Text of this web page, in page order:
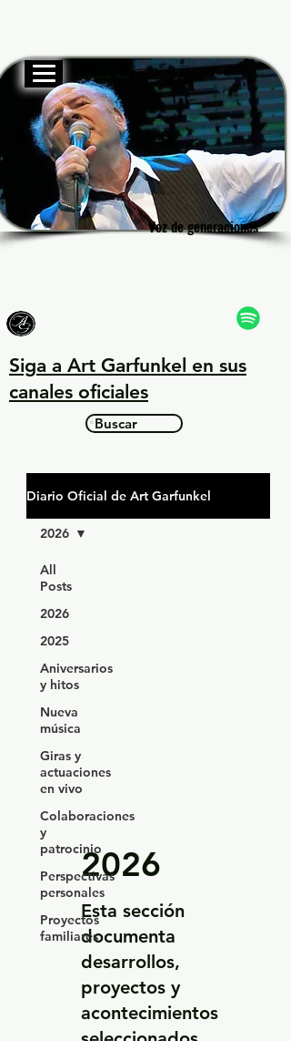
Voz de generaciones
Voz de generaciones
Sitio web oficial
Buscar
Siga a Art Garfunkel en sus
canales oficiales
Diario Oficial de Art Garfunkel
All
Posts
2026
2025
Aniversarios
y hitos
Nueva
música
Giras y
actuaciones
en vivo
Colaboraciones
y
patrocinio
Perspectivas
personales
Proyectos
familiares
2026
2026
Esta sección
documenta
desarrollos,
proyectos y
acontecimientos